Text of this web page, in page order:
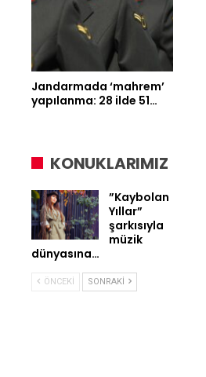
Jandarmada ‘mahrem’
yapılanma: 28 ilde 51…
KONUKLARIMIZ
”Kaybolan
Yıllar”
şarkısıyla
müzik
dünyasına…
ÖNCEKI SONRAKI